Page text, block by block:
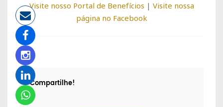
Visite nosso Portal de Benefícios | Visite nossa
página no Facebook
Compartilhe!